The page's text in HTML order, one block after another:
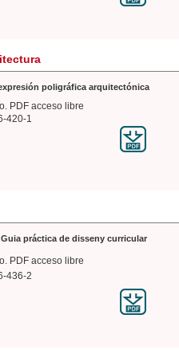
poligráfica arquitectónica
PDF acceso libre
420-1
práctica de disseny curricular
PDF acceso libre
436-2